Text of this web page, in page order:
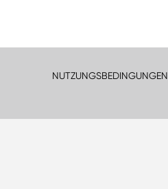
NUTZUNGSBEDINGUNGEN